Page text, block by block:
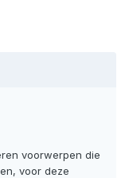
voorwerpen die
voor deze